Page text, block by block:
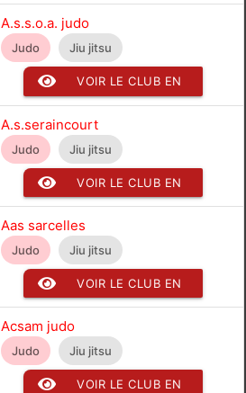
DÉTAIL
A.s.s.o.a. judo
Judo Jiu jitsu
VOIR LE CLUB EN
DÉTAIL
A.s.seraincourt
Judo Jiu jitsu
VOIR LE CLUB EN
DÉTAIL
Aas sarcelles
Judo Jiu jitsu
VOIR LE CLUB EN
DÉTAIL
Acsam judo
Judo Jiu jitsu
VOIR LE CLUB EN